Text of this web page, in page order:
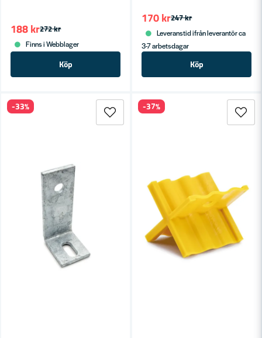
272 kr
188 kr
Finns i Webblager
Köp
247 kr
170 kr
Leveranstid ifrån leverantör ca
3-7 arbetsdagar
Köp
-33% -37%